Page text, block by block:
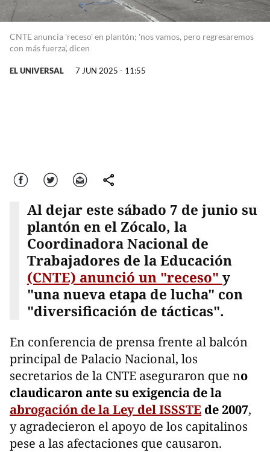
CNTE anuncia 'receso' en plantón; 'nos vamos, pero regresaremos
con más fuerza', dicen
EL UNIVERSAL 7 JUN 2025 - 11:55
Facebook Twitter Correo comparte
Al dejar este sábado 7 de junio su
plantón en el Zócalo, la
Coordinadora Nacional de
Trabajadores de la Educación
(CNTE) anunció un "receso" y
"una nueva etapa de lucha" con
"diversificación de tácticas".
En conferencia de prensa frente al balcón
principal de Palacio Nacional, los
secretarios de la CNTE aseguraron que no
claudicaron ante su exigencia de la
abrogación de la Ley del ISSSTE de 2007,
y agradecieron el apoyo de los capitalinos
pese a las afectaciones que causaron.